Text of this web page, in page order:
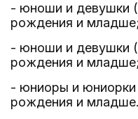
- юноши и девушки
рождения и младше;
- юноши и девушки
рождения и младше;
- юниоры и
рождения и младше.